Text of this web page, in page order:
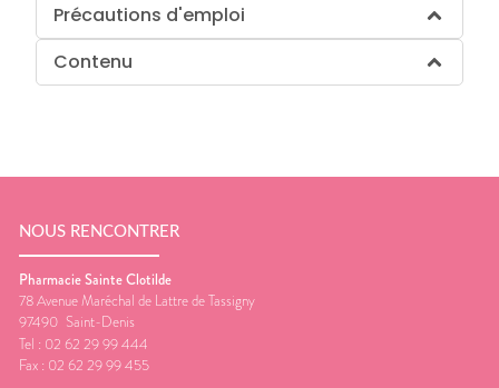
Précautions d'emploi
Contenu
NOUS RENCONTRER
Pharmacie Sainte Clotilde
78 Avenue Maréchal de Lattre de Tassigny
97490 Saint-Denis
Tel : 02 62 29 99 444
Fax : 02 62 29 99 455